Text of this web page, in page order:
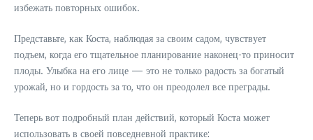
избежать повторных ошибок.
Представьте, как Коста, наблюдая за своим садом, чувствует
подъем, когда его тщательное планирование наконец-то приносит
плоды. Улыбка на его лице — это не только радость за богатый
урожай, но и гордость за то, что он преодолел все преграды.
Теперь вот подробный план действий, который Коста может
использовать в своей повседневной практике: